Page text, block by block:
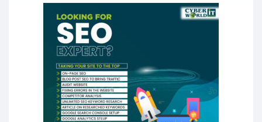
১৭ থেকে ২১ শতাংশ বিদ্যুতের দাম বাড়ানোর প্রস্তাব পিডিবির
১৬ মে চাঁদপুর ও ২৫ মে ফেনী সফরে যাবেন প্রধানমন্ত্রী
উচ্চশিক্ষায় গৌরবময় অর্জন: পূর্ণ স্কলারশিপে যুক্তরাষ্ট্রে
পিএইচডি করছেন কুয়েটের কৃতি…
সারা দেশে বজ্রাঘাতে ১৪ জনের প্রাণহানি
কঠোর হচ্ছে এসএসসি ও এইচএসসি পরীক্ষা